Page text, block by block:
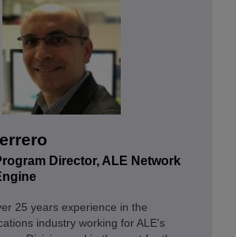
Director, ALE Network
25 years experience in the
industry working for ALE's